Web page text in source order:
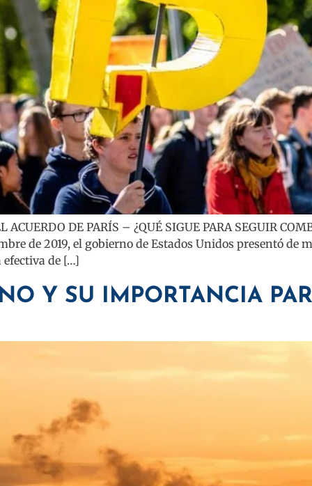
DE PARÍS – ¿QUÉ SIGUE PARA SEGUIR
de 2019, el gobierno de Estados Unidos presentó
efectiva de […]
Y SU IMPORTANCIA